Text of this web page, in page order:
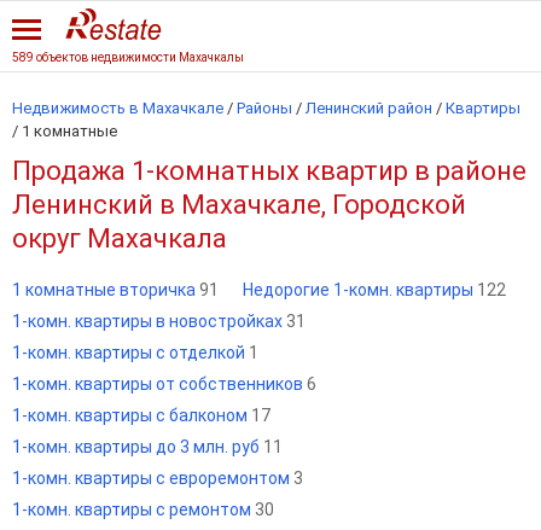
589 объектов недвижимости Махачкалы
Недвижимость в Махачкале / Районы / Ленинский район / Квартиры
/ 1 комнатные
Продажа 1-комнатных квартир в районе
Ленинский в Махачкале, Городской
округ Махачкала
1 комнатные вторичка 91 Недорогие 1-комн. квартиры 122
1-комн. квартиры в новостройках 31
1-комн. квартиры с отделкой 1
1-комн. квартиры от собственников 6
1-комн. квартиры с балконом 17
1-комн. квартиры до 3 млн. руб 11
1-комн. квартиры с евроремонтом 3
1-комн. квартиры с ремонтом 30